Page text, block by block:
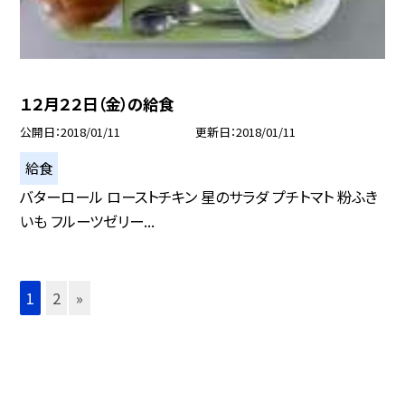
１２月２２日（金）の給食
公開日 2018/01/11 更新日 2018/01/11
給食
バターロール ローストチキン 星のサラダ プチトマト 粉ふき
いも フルーツゼリー...
1 2 »